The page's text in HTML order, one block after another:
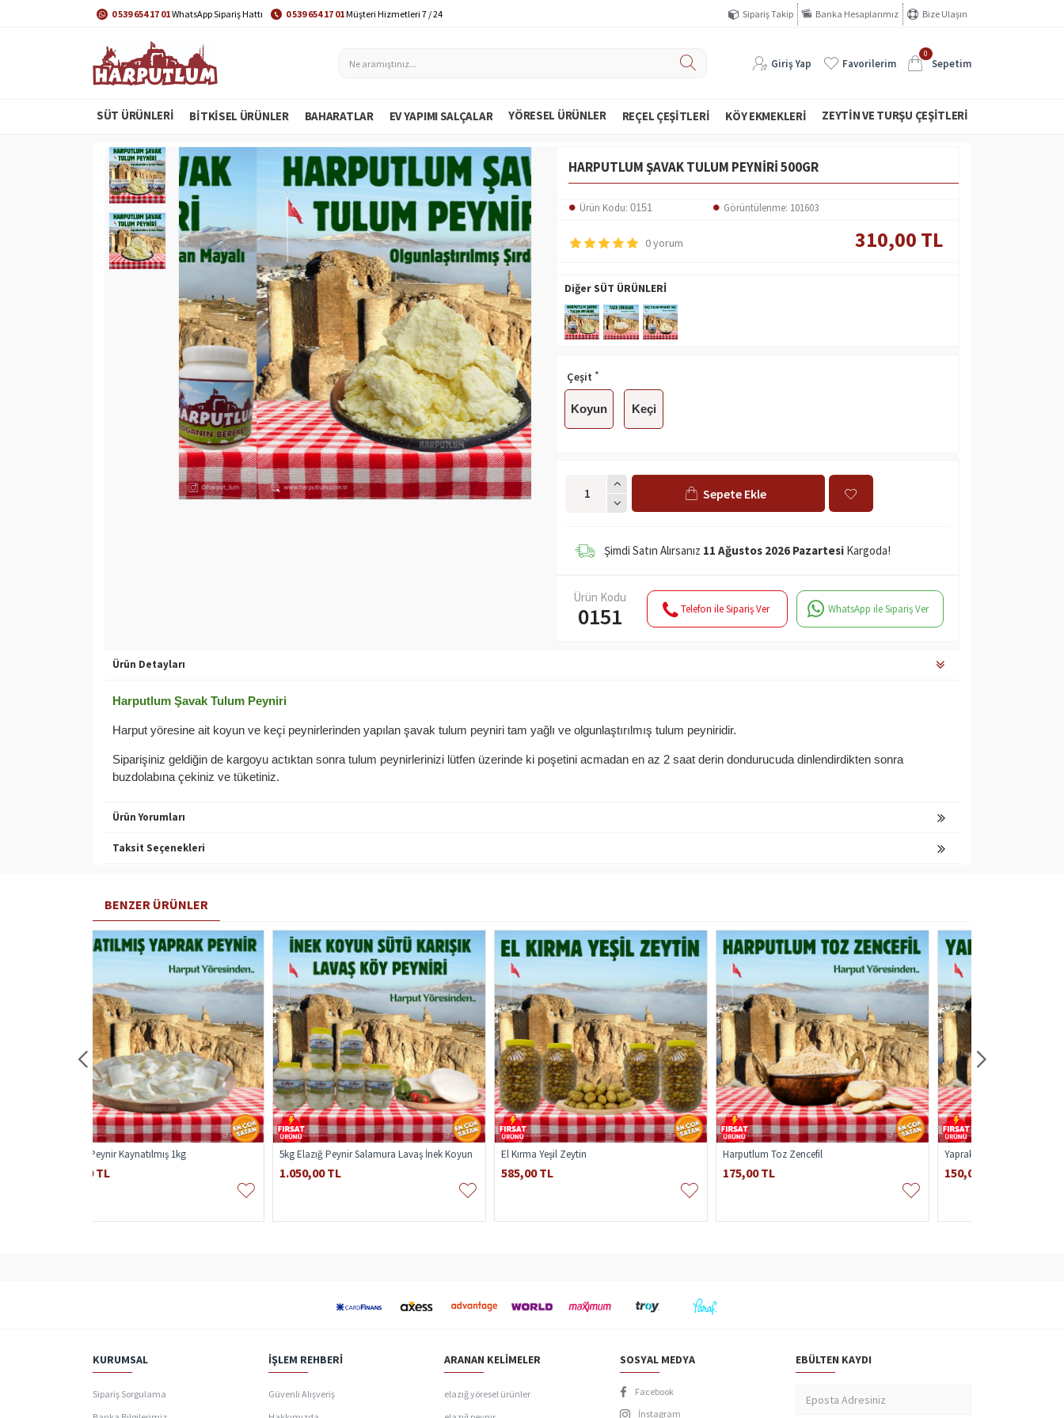
0 539 654 17 01WhatsApp Sipariş Hattı 0 539 654 17 01Müşteri Hizmetleri 7 / 24 Sipariş Takip Banka Hesaplarımız Bize Ulaşın
Giriş Yap Favorilerim
0
Sepetim
SÜT ÜRÜNLERİ BITKISEL ÜRÜNLER BAHARATLAR EV YAPIMI SALÇALAR YÖRESEL ÜRÜNLER REÇEL ÇEŞITLERI KÖY EKMEKLERI ZEYTIN VE TURŞU ÇEŞITLERI
HARPUTLUM ŞAVAK TULUM PEYNIRI 500GR
Ürün Kodu: 0151 Görüntülenme: 101603
0 yorum 310,00 TL
Diğer SÜT ÜRÜNLERİ
Çeşit
Koyun Keçi
Sepete Ekle
Şimdi Satın Alırsanız 11 Ağustos 2026 Pazartesi Kargoda!
Ürün Kodu
0151 Telefon ile Sipariş Ver WhatsApp ile Sipariş Ver
Ürün Detayları
Harputlum Şavak Tulum Peyniri
Harput yöresine ait koyun ve keçi peynirlerinden yapılan şavak tulum peyniri tam yağlı ve olgunlaştırılmış tulum peyniridir.
Siparişiniz geldiğin de kargoyu actıktan sonra tulum peynirlerinizi lütfen üzerinde ki poşetini acmadan en az 2 saat derin dondurucuda dinlendirdikten sonra
buzdolabına çekiniz ve tüketiniz.
Ürün Yorumları
Taksit Seçenekleri
BENZER ÜRÜNLER
El Kırma Yeşil Zeytin Harputlum Toz Zencefil
175,00 TL
Yaprak İnek Tulum Peyniri 500gr 5kg Yayla Saf Keçi Peyniri
KURUMSAL
Sipariş Sorgulama
İŞLEM REHBERI
Güvenli Alışveriş
ARANAN KELIMELER
elazığ yöresel ürünler
SOSYAL MEDYA
Facebook
İnstagram
EBÜLTEN KAYDI